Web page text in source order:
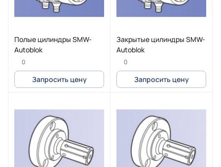
Полые цилиндры SMW-
Autoblok
0
Запросить цену
Закрытые цилиндры SMW-
Autoblok
0
Запросить цену